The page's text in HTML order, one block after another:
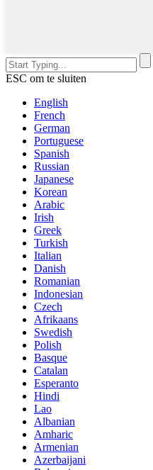
ESC om te sluiten
English
French
German
Portuguese
Spanish
Russian
Japanese
Korean
Arabic
Irish
Greek
Turkish
Italian
Danish
Romanian
Indonesian
Czech
Afrikaans
Swedish
Polish
Basque
Catalan
Esperanto
Hindi
Lao
Albanian
Amharic
Armenian
Azerbaijani